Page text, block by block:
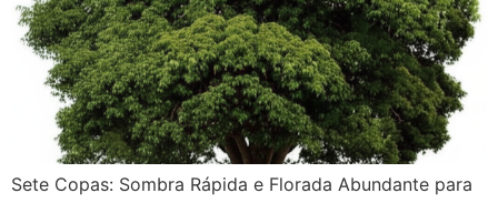
Sete Copas: Sombra Rápida e Florada Abundante para